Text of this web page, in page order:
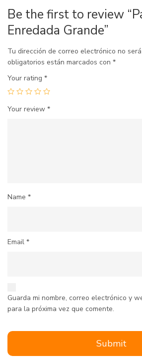
Be the first to review
Enredada Grande”
Tu dirección de correo electrónico no
obligatorios están marcados con *
Your rating *
Your review *
Name *
Email *
Guarda mi nombre, correo electrónico y
para la próxima vez que comente.